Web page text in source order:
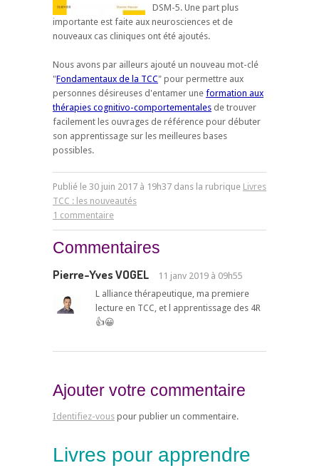
DSM-5. Une part plus
importante est faite aux neurosciences et de
nouveaux cas cliniques ont été ajoutés.
Nous avons par ailleurs ajouté un nouveau mot-clé
"Fondamentaux de la TCC" pour permettre aux
personnes désireuses d'entamer une formation aux
thérapies cognitivo-comportementales de trouver
facilement les ouvrages de référence pour débuter
son apprentissage sur les meilleures bases
possibles.
Publié le 30 juin 2017 à 19h37 dans la rubrique Livres
TCC : les nouveautés
1 commentaire
Commentaires
Pierre-Yves VOGEL
11 janv 2019 à 09h55
L alliance thérapeutique, ma premiere
lecture en TCC, et l apprentissage des 4R
👍😀
Ajouter votre commentaire
Identifiez-vous pour publier un commentaire.
Livres pour apprendre